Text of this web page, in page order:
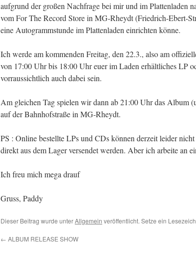
aufgrund der großen Nachfrage bei mir und im Plattenladen
vom For The Record Store in MG-Rheydt (Friedrich-Ebert-
eine Autogrammstunde im Plattenladen einrichten könne.
Ich werde am kommenden Freitag, den 22.3., also am
von 17:00 Uhr bis 18:00 Uhr euer im Laden erhältliches LP
vorraussichtlich auch dabei sein.
Am gleichen Tag spielen wir dann ab 21:00 Uhr das Album
auf der Bahnhofstraße in MG-Rheydt.
PS : Online bestellte LPs und CDs können derzeit leider
direkt aus dem Lager versendet werden. Aber ich arbeite an
Ich freu mich mega drauf
Gruss, Paddy
Dieser Beitrag wurde unterAllgemein veröffentlicht. Setze ein
← ALBUM RELEASE SHOW